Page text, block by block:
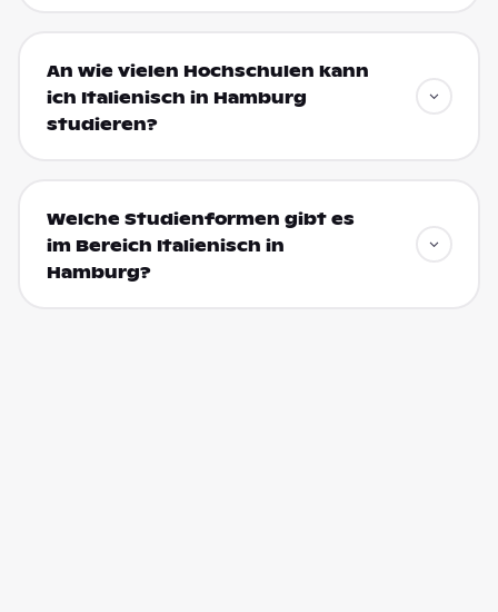
An wie vielen Hochschulen kann
ich Italienisch in Hamburg
studieren?
Welche Studienformen gibt es
im Bereich Italienisch in
Hamburg?